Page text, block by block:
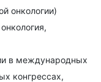
онкологии)
в международных
конгрессах,